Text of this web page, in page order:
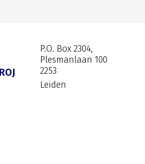
P.O. Box 2304,
Plesmanlaan 100
2253
Leiden